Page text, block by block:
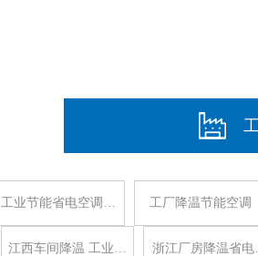
工业节能省电空调… 工厂降温节能空调
江西车间降温 工业… 浙江厂房降温省